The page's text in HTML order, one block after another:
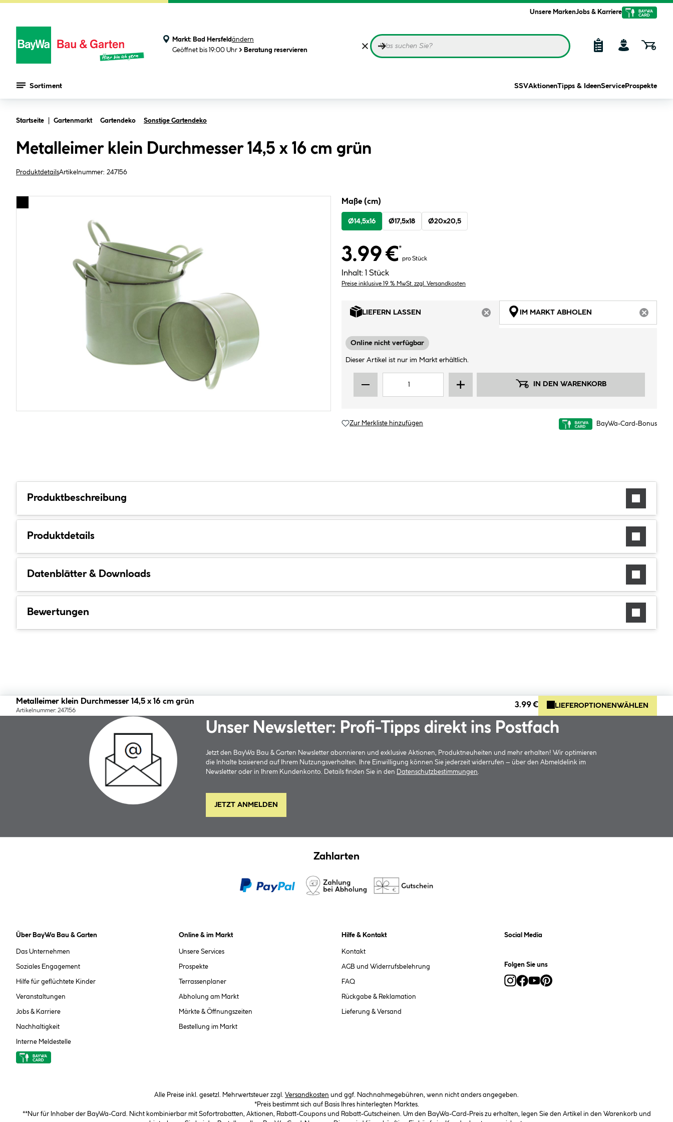
Unsere MarkenJobs & Karriere
Markt: Bad Hersfeldändern
Geöffnet bis 19:00 Uhr
Beratung reservieren
Sortiment SSVAktionenTipps & IdeenService Prospekte
Startseite Gartenmarkt Gartendeko Sonstige Gartendeko
Metalleimer klein Durchmesser 14,5 x 16 cm grün
ProduktdetailsArtikelnummer: 247156
Maße (cm)
Ø14,5x16 Ø17,5x18 Ø20x20,5
3.99 €*
pro Stück
Inhalt: 1 Stück
Preise inklusive 19 % MwSt. zzgl. Versandkosten
LIEFERN LASSEN
ARTIKEL NICHT VERFÜGBAR
IM MARKT ABHOLEN
Online nicht verfügbar
Dieser Artikel ist nur im Markt erhältlich.
IN DEN WARENKORB
Zur Merkliste hinzufügen BayWa-Card-Bonus
Produktbeschreibung
Produktdetails
Datenblätter & Downloads
Bewertungen
Metalleimer klein Durchmesser 14,5 x 16 cm grün
Artikelnummer: 247156
3.99 € LIEFEROPTIONEN WÄHLEN
Unser Newsletter: Profi-Tipps direkt ins Postfach
Jetzt den BayWa Bau & Garten Newsletter abonnieren und exklusive Aktionen, Produktneuheiten und mehr erhalten! Wir optimieren
die Inhalte basierend auf Ihrem Nutzungsverhalten. Ihre Einwilligung können Sie jederzeit widerrufen – über den Abmeldelink im
Newsletter oder in Ihrem Kundenkonto. Details finden Sie in den
Datenschutzbestimmungen
JETZT ANMELDEN
Zahlarten
Über BayWa Bau & Garten
Das Unternehmen
Soziales Engagement
Hilfe für geflüchtete Kinder
Veranstaltungen
Jobs & Karriere
Nachhaltigkeit
Interne Meldestelle
Online & im Markt
Unsere Services
Prospekte
Terrassenplaner
Abholung am Markt
Märkte & Öffnungszeiten
Bestellung im Markt
Hilfe & Kontakt
Kontakt
AGB und Widerrufsbelehrung
FAQ
Rückgabe & Reklamation
Lieferung & Versand
Social Media
Folgen Sie uns
Alle Preise inkl. gesetzl. Mehrwertsteuer zzgl. Versandkosten und ggf. Nachnahmegebühren, wenn nicht anders angegeben.
*Preis bestimmt sich auf Basis Ihres hinterlegten Marktes.
**Nur für Inhaber der BayWa-Card. Nicht kombinierbar mit Sofortrabatten, Aktionen, Rabatt-Coupons und Rabatt-Gutscheinen. Um den BayWa-Card-Preis zu erhalten, legen Sie den Artikel in den Warenkorb und